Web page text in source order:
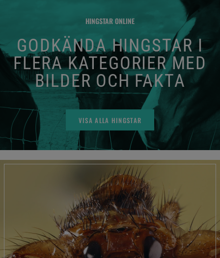
HINGSTAR ONLINE
GODKÄNDA HINGSTAR I
FLERA KATEGORIER MED
BILDER OCH FAKTA
VISA ALLA HINGSTAR